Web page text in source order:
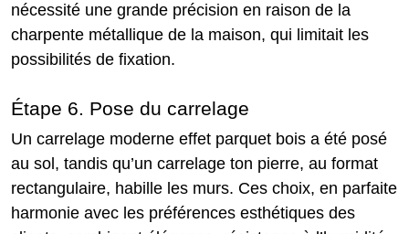
nécessité une grande précision en raison de la
charpente métallique de la maison, qui limitait les
possibilités de fixation.
Étape 6. Pose du carrelage
Un carrelage moderne effet parquet bois a été posé
au sol, tandis qu’un carrelage ton pierre, au format
rectangulaire, habille les murs. Ces choix, en parfaite
harmonie avec les préférences esthétiques des